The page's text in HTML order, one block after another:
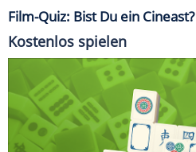
Film-Quiz: Bist Du ein Cineast?
Kostenlos spielen